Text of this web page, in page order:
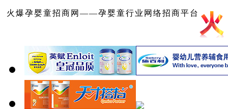
火爆孕婴童招商网——孕婴童行业网络招商平台